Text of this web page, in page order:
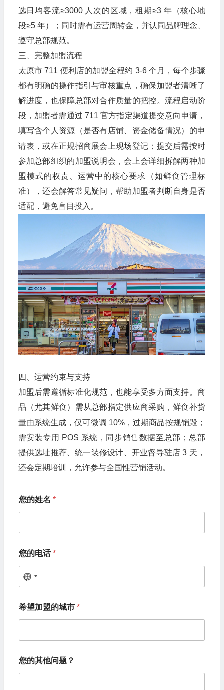
选日均客流≥3000 人次的区域，租期≥3 年（核心地
段≥5 年）；同时需有运营周转金，并认同品牌理念、
遵守总部规范。
三、完整加盟流程
太原市 711 便利店的加盟全程约 3-6 个月，每个步骤
都有明确的操作指引与审核重点，确保加盟者清晰了
解进度，也保障总部对合作质量的把控。流程启动阶
段，加盟者需通过 711 官方指定渠道提交意向申请，
填写含个人资源（是否有店铺、资金储备情况）的申
请表，或在正规招商展会上现场登记；提交后需按时
参加总部组织的加盟说明会，会上会详细拆解两种加
盟模式的权责、运营中的核心要求（如鲜食管理标
准），还会解答常见疑问，帮助加盟者判断自身是否
适配，避免盲目投入。
四、运营约束与支持
加盟后需遵循标准化规范，也能享受多方面支持。商
品（尤其鲜食）需从总部指定供应商采购，鲜食补货
量由系统生成，仅可微调 10%，过期商品按规销毁；
需安装专用 POS 系统，同步销售数据至总部；总部
提供选址推荐、统一装修设计、开业督导驻店 3 天，
还会定期培训，允许参与全国性营销活动。
您的姓名 *
您的电话*
N
c
u
的
姓
电
话
您
希望加盟的城市 *
您的其他问题？